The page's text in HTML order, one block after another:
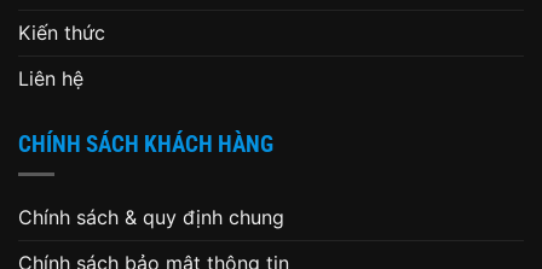
Kiến thức
Liên hệ
CHÍNH SÁCH KHÁCH HÀNG
Chính sách & quy định chung
Chính sách bảo mật thông tin